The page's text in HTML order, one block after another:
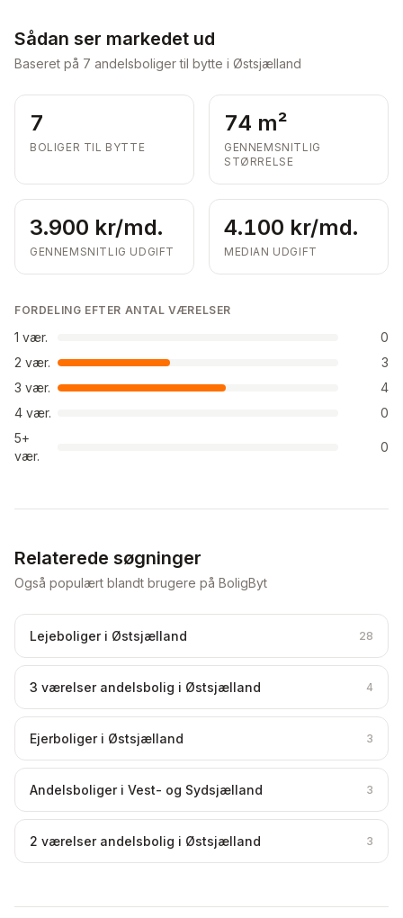
Sådan ser markedet ud
Baseret på 7 andelsboliger til bytte i Østsjælland
7
BOLIGER TIL BYTTE
74 m²
GENNEMSNITLIG
STØRRELSE
3.900 kr/md.
GENNEMSNITLIG UDGIFT
4.100 kr/md.
MEDIAN UDGIFT
FORDELING EFTER ANTAL VÆRELSER
1 vær.
0
2 vær.
3
3 vær.
4
4 vær.
0
5+
vær.
0
Relaterede søgninger
Også populært blandt brugere på BoligByt
Lejeboliger i Østsjælland 28
3 værelser andelsbolig i Østsjælland 4
Ejerboliger i Østsjælland 3
Andelsboliger i Vest- og Sydsjælland 3
2 værelser andelsbolig i Østsjælland 3